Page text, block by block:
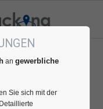
angewerbliche
Sie sich mit der